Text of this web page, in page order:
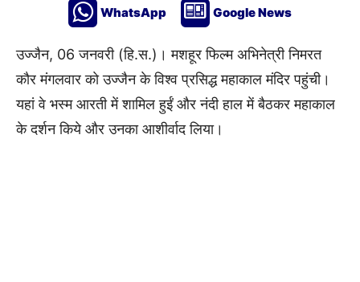
WhatsApp Google News
उज्जैन, 06 जनवरी (हि.स.)। मशहूर फिल्म अभिनेत्री निमरत
काैर मंगलवार काे उज्जैन के विश्व प्रसिद्ध महाकाल मंदिर पहुंची।
यहां वे भस्म आरती में शामिल हुईं और नंदी हाल में बैठकर महाकाल
के दर्शन किये और उनका आशीर्वाद लिया।